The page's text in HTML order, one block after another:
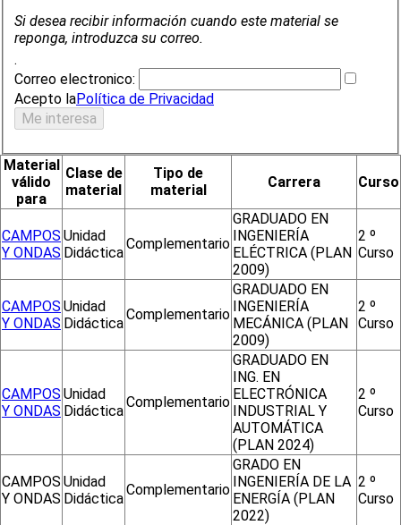
Si desea recibir información cuando este material se
reponga, introduzca su correo.
.
Correo electronico:
Acepto laPolítica de Privacidad
Material
válido
para
Clase de
material
Tipo de
material
Carrera Curso
CAMPOS
Y ONDAS
Unidad
Didáctica
Complementario
GRADUADO EN
INGENIERÍA
ELÉCTRICA (PLAN
2009)
2 º
Curso
CAMPOS
Y ONDAS
Unidad
Didáctica
Complementario
GRADUADO EN
INGENIERÍA
MECÁNICA (PLAN
2009)
2 º
Curso
CAMPOS
Y ONDAS
Unidad
Didáctica
Complementario
GRADUADO EN
ING. EN
ELECTRÓNICA
INDUSTRIAL Y
AUTOMÁTICA
(PLAN 2024)
2 º
Curso
CAMPOS
Y ONDAS
Unidad
Didáctica
Complementario
GRADO EN
INGENIERÍA DE LA
ENERGÍA (PLAN
2022)
2 º
Curso